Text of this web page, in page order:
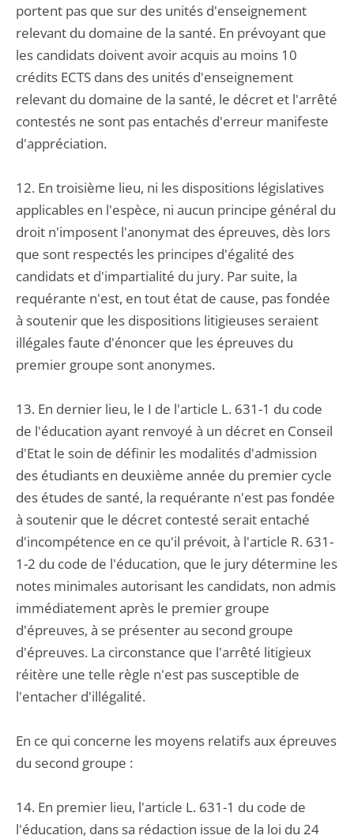
portent pas que sur des unités d'enseignement
relevant du domaine de la santé. En prévoyant que
les candidats doivent avoir acquis au moins 10
crédits ECTS dans des unités d'enseignement
relevant du domaine de la santé, le décret et l'arrêté
contestés ne sont pas entachés d'erreur manifeste
d'appréciation.
12. En troisième lieu, ni les dispositions législatives
applicables en l'espèce, ni aucun principe général du
droit n'imposent l'anonymat des épreuves, dès lors
que sont respectés les principes d'égalité des
candidats et d'impartialité du jury. Par suite, la
requérante n'est, en tout état de cause, pas fondée
à soutenir que les dispositions litigieuses seraient
illégales faute d'énoncer que les épreuves du
premier groupe sont anonymes.
13. En dernier lieu, le I de l'article L. 631-1 du code
de l'éducation ayant renvoyé à un décret en Conseil
d'Etat le soin de définir les modalités d'admission
des étudiants en deuxième année du premier cycle
des études de santé, la requérante n'est pas fondée
à soutenir que le décret contesté serait entaché
d'incompétence en ce qu'il prévoit, à l'article R. 631-
1-2 du code de l'éducation, que le jury détermine les
notes minimales autorisant les candidats, non admis
immédiatement après le premier groupe
d'épreuves, à se présenter au second groupe
d'épreuves. La circonstance que l'arrêté litigieux
réitère une telle règle n'est pas susceptible de
l'entacher d'illégalité.
En ce qui concerne les moyens relatifs aux épreuves
du second groupe :
14. En premier lieu, l'article L. 631-1 du code de
l'éducation, dans sa rédaction issue de la loi du 24